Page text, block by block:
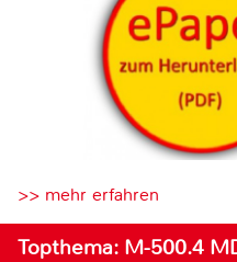
>> mehr erfahren
Topthema: M-500.4